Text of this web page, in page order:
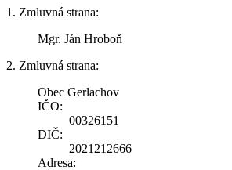
1. Zmluvná strana:
Mgr. Ján Hroboň
2. Zmluvná strana:
Obec Gerlachov
IČO:
00326151
DIČ:
2021212666
Adresa: